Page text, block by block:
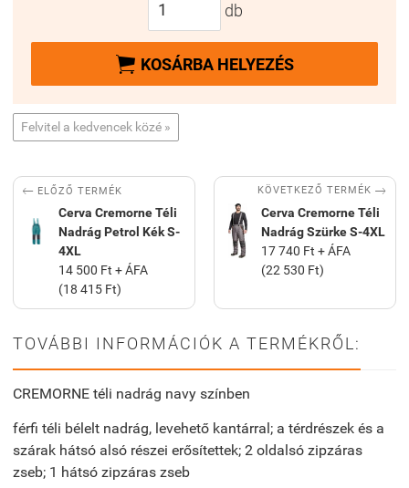
db
 KOSÁRBA HELYEZÉS
Felvitel a kedvencek közé »
 ELŐZŐ TERMÉK
Cerva Cremorne Téli
Nadrág Petrol Kék S-
4XL
14 500 Ft + ÁFA
(18 415 Ft)
KÖVETKEZŐ TERMÉK 
Cerva Cremorne Téli
Nadrág Szürke S-4XL
17 740 Ft + ÁFA
(22 530 Ft)
TOVÁBBI INFORMÁCIÓK A TERMÉKRŐL:
CREMORNE téli nadrág navy színben
férfi téli bélelt nadrág, levehető kantárral; a térdrészek és a
szárak hátsó alsó részei erősítettek; 2 oldalsó zipzáras
zseb; 1 hátsó zipzáras zseb